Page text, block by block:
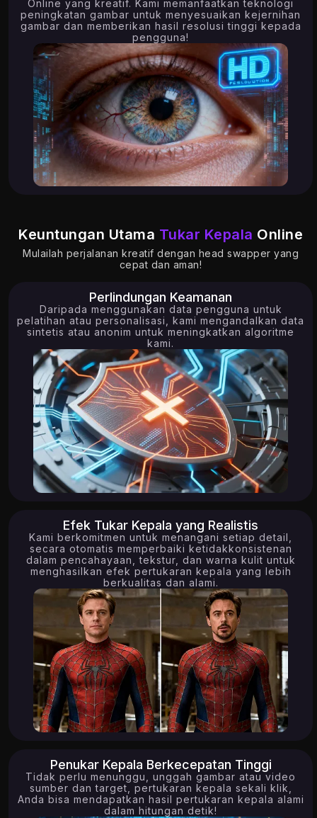
4.39K 13.99K
8.81K 14.90K
12.23K
Online yang kreatif. Kami memanfaatkan teknologi
peningkatan gambar untuk menyesuaikan kejernihan
gambar dan memberikan hasil resolusi tinggi kepada
pengguna!
Keuntungan Utama Tukar Kepala Online
Mulailah perjalanan kreatif dengan head swapper yang
cepat dan aman!
Perlindungan Keamanan
Daripada menggunakan data pengguna untuk
pelatihan atau personalisasi, kami mengandalkan data
sintetis atau anonim untuk meningkatkan algoritme
kami.
Efek Tukar Kepala yang Realistis
Kami berkomitmen untuk menangani setiap detail,
secara otomatis memperbaiki ketidakkonsistenan
dalam pencahayaan, tekstur, dan warna kulit untuk
menghasilkan efek pertukaran kepala yang lebih
berkualitas dan alami.
Penukar Kepala Berkecepatan Tinggi
Tidak perlu menunggu, unggah gambar atau video
sumber dan target, pertukaran kepala sekali klik,
Anda bisa mendapatkan hasil pertukaran kepala alami
dalam hitungan detik!